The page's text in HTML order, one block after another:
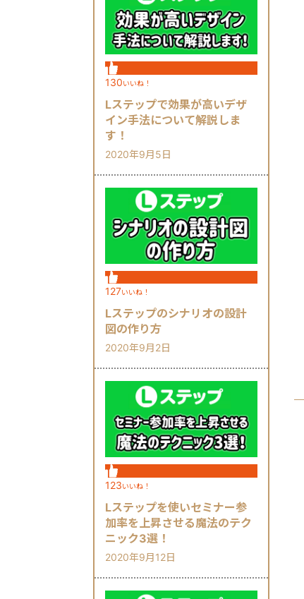
130いいね！
Lステップで効果が高いデザ
イン手法について解説しま
す！
2020年9月5日
127いいね！
Lステップのシナリオの設計
図の作り方
2020年9月2日
123いいね！
Lステップを使いセミナー参
加率を上昇させる魔法のテク
ニック3選！
2020年9月12日